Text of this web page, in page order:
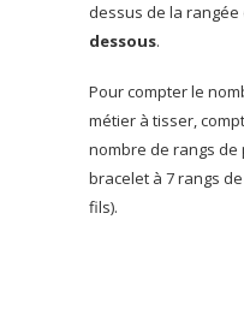
dessus de la
dessous.
Pour compter le
métier à tisser,
nombre de rangs de
bracelet à 7 rangs
fils).